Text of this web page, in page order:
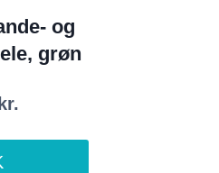
og
grøn
aktuelle